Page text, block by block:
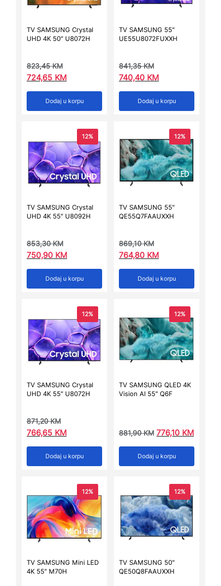
TV SAMSUNG Crystal
UHD 4K 50″ U8072H
823,45KM
724,65 KM
Dodaj u korpu
TV SAMSUNG 55″
UE55U8072FUXXH
841,35KM
740,40 KM
Dodaj u korpu
12%
TV SAMSUNG Crystal
UHD 4K 55″ U8092H
853,30KM
750,90 KM
Dodaj u korpu
12%
TV SAMSUNG 55″
QE55Q7FAAUXXH
869,10KM
764,80 KM
Dodaj u korpu
12%
TV SAMSUNG Crystal
UHD 4K 55″ U8072H
871,20KM
766,65 KM
Dodaj u korpu
12%
TV SAMSUNG QLED 4K
Vision AI 55″ Q6F
881,90KM 776,10 KM
Dodaj u korpu
12%
TV SAMSUNG Mini LED
4K 55″ M70H
12%
TV SAMSUNG 50″
QE50Q8FAAUXXH